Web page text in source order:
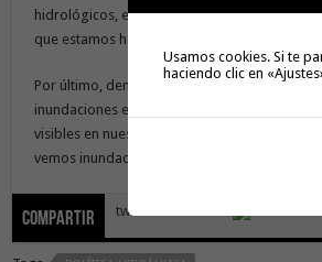
hidrológicos, el de La Gomera y el de El
que estamos hablando de los dos cabildos
Por último, demandó que en los planes
inundaciones en las zonas costeras, ya que
visibles en nuestra tierra”. Prueba de ello,
vemos inundaciones en muchos municipios
Compartir tweet
Usamos cookies. Si te
haciendo clic en